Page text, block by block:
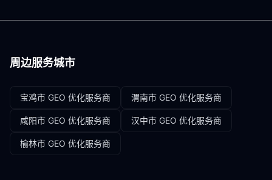
周边服务城市
宝鸡市 GEO 优化服务商 渭南市 GEO 优化服务商
咸阳市 GEO 优化服务商 汉中市 GEO 优化服务商
榆林市 GEO 优化服务商